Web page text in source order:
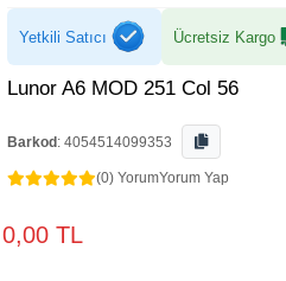
Yetkili Satıcı Ücretsiz Kargo
Lunor A6 MOD 251 Col 56
Barkod : 4054514099353
(0) YorumYorum Yap
0,00 TL